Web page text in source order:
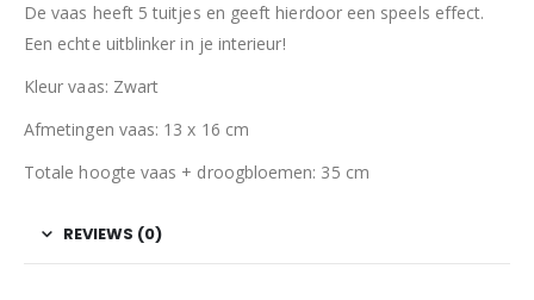
De vaas heeft 5 tuitjes en geeft hierdoor een speels effect.
Een echte uitblinker in je interieur!
Kleur vaas: Zwart
Afmetingen vaas: 13 x 16 cm
Totale hoogte vaas + droogbloemen: 35 cm
REVIEWS (0)